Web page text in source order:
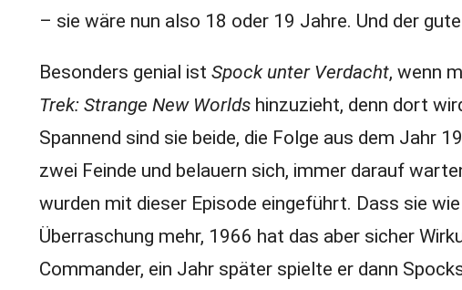
– sie wäre nun also 18 oder 19 Jahre. Und der
Besonders genial ist Spock unter Verdacht, wenn
Trek: Strange New Worldshinzuzieht, denn dort
Spannend sind sie beide, die Folge aus dem Jahr
zwei Feinde und belauern sich, immer darauf
wurden mit dieser Episode eingeführt. Dass sie
Überraschung mehr, 1966 hat das aber sicher
Commander, ein Jahr später spielte er dann